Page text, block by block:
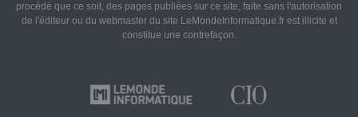
procédé que ce soit, des pages publiées sur ce site, faite sans l'autorisation
de l'éditeur ou du webmaster du site LeMondeInformatique.fr est illicite et
constitue une contrefaçon.